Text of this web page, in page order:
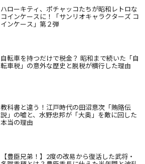
ハローキティ、ポチャッコたちが昭和レトロな
コインケースに！「サンリオキャラクターズ コ
インケース」第２弾
自転車を持つだけで税金？ 昭和まで続いた「自
転車税」の意外な歴史と脱税が横行した理由
教科書と違う！江戸時代の田沼意次「賄賂伝
説」の嘘と、水野忠邦が「大奥」を敵に回した
本当の理由
【豊臣兄弟！】2度の改易から復活した武将・